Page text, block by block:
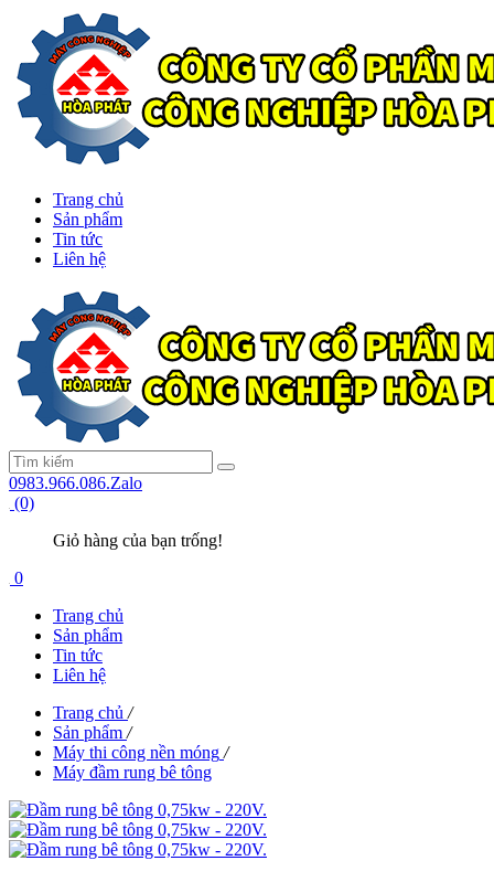
Trang chủ
Sản phẩm
Tin tức
Liên hệ
0983.966.086.Zalo
(0)
Giỏ hàng của bạn trống!
0
Trang chủ
Sản phẩm
Tin tức
Liên hệ
Trang chủ /
Sản phẩm /
Máy thi công nền móng /
Máy đầm rung bê tông